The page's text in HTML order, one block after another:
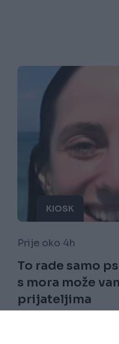
KIOSK
Prije oko 4h
To rade samo
s mora može
prijateljima